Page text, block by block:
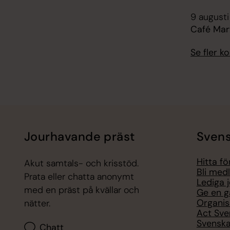
9 augusti
Café
Se fler
Jourhavande präst
Akut samtals- och krisstöd.
Prata eller chatta anonymt
med en präst på kvällar och
nätter.
Chatt
Hitta
Bli
Lediga
Ge en
Act